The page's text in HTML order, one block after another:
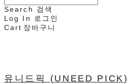
Search
검색
Log In
로그인
Cart 장바구니
유니드픽 (UNEED PICK)